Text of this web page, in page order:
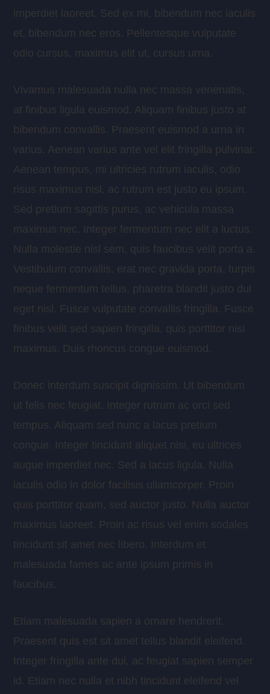
imperdiet laoreet. Sed ex mi, bibendum nec iaculis
et, bibendum nec eros. Pellentesque vulputate
odio cursus, maximus elit ut, cursus urna.
Vivamus malesuada nulla nec massa venenatis,
at finibus ligula euismod. Aliquam finibus justo at
bibendum convallis. Praesent euismod a urna in
varius. Aenean varius ante vel elit fringilla pulvinar.
Aenean tempus, mi ultricies rutrum iaculis, odio
risus maximus nisl, ac rutrum est justo eu ipsum.
Sed pretium sagittis purus, ac vehicula massa
maximus nec. Integer fermentum nec elit a luctus.
Nulla molestie nisl sem, quis faucibus velit porta a.
Vestibulum convallis, erat nec gravida porta, turpis
neque fermentum tellus, pharetra blandit justo dui
eget nisl. Fusce vulputate convallis fringilla. Fusce
finibus velit sed sapien fringilla, quis porttitor nisi
maximus. Duis rhoncus congue euismod.
Donec interdum suscipit dignissim. Ut bibendum
ut felis nec feugiat. Integer rutrum ac orci sed
tempus. Aliquam sed nunc a lacus pretium
congue. Integer tincidunt aliquet nisi, eu ultrices
augue imperdiet nec. Sed a lacus ligula. Nulla
iaculis odio in dolor facilisis ullamcorper. Proin
quis porttitor quam, sed auctor justo. Nulla auctor
maximus laoreet. Proin ac risus vel enim sodales
tincidunt sit amet nec libero. Interdum et
malesuada fames ac ante ipsum primis in
faucibus.
Etiam malesuada sapien a ornare hendrerit.
Praesent quis est sit amet tellus blandit eleifend.
Integer fringilla ante dui, ac feugiat sapien semper
id. Etiam nec nulla et nibh tincidunt eleifend vel